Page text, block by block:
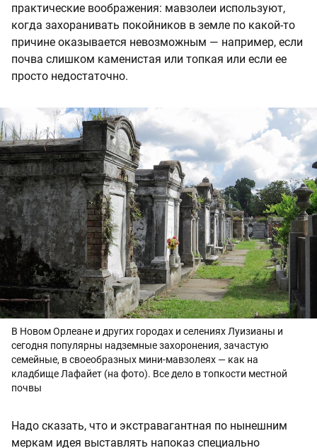
практические воображения: мавзолеи используют,
когда захоранивать покойников в земле по какой-то
причине оказывается невозможным — например, если
почва слишком каменистая или топкая или если ее
просто недостаточно.
В Новом Орлеане и других городах и селениях Луизианы и
сегодня популярны надземные захоронения, зачастую
семейные, в своеобразных мини-мавзолеях — как на
кладбище Лафайет (на фото). Все дело в топкости местной
почвы
Надо сказать, что и экстравагантная по нынешним
меркам идея выставлять напоказ специально